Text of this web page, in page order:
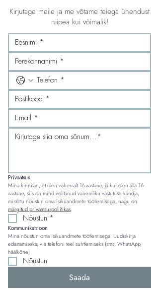
Kirjutage meile ja me võtame teiega ühendust
niipea kui võimalik!
Privaatsus
Mina kinnitan, et olen vähemalt 16-aastane, ja kui olen alla 16-
aastane, siis on mind volitanud vanemliku vastutuse kandja,
märgitud privaatsuspoliitikas.
Nõustun *
Kommunikatsioon
Mina nõustun oma isikuandmete töötlemisega. Uudiskirja
edastamiseks, via telefoni teel suhtlemiseks (sms, WhatsApp,
häälkõne)
Nõustun
Saada